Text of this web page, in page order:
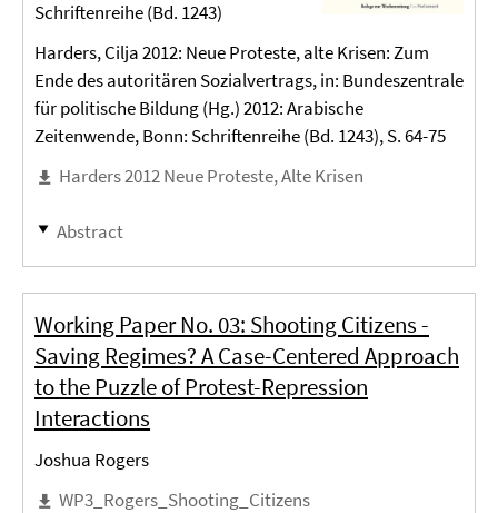
Schriftenreihe (Bd. 1243)
Harders, Cilja 2012: Neue Proteste, alte Krisen: Zum
Ende des autoritären Sozialvertrags, in: Bundeszentrale
für politische Bildung (Hg.) 2012: Arabische
Zeitenwende, Bonn: Schriftenreihe (Bd. 1243), S. 64-75
Harders 2012 Neue Proteste, Alte Krisen
Abstract
Working Paper No. 03: Shooting Citizens -
Saving Regimes? A Case-Centered Approach
to the Puzzle of Protest-Repression
Interactions
Joshua Rogers
WP3_Rogers_Shooting_Citizens